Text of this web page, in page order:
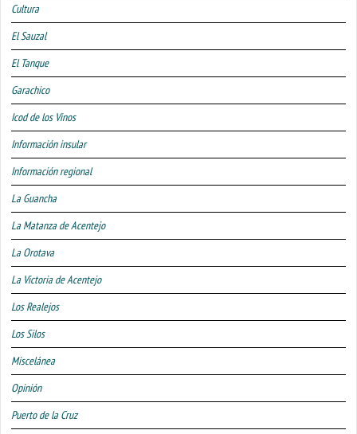
Cultura
El Sauzal
El Tanque
Garachico
Icod de los Vinos
Información insular
Información regional
La Guancha
La Matanza de Acentejo
La Orotava
La Victoria de Acentejo
Los Realejos
Los Silos
Miscelánea
Opinión
Puerto de la Cruz